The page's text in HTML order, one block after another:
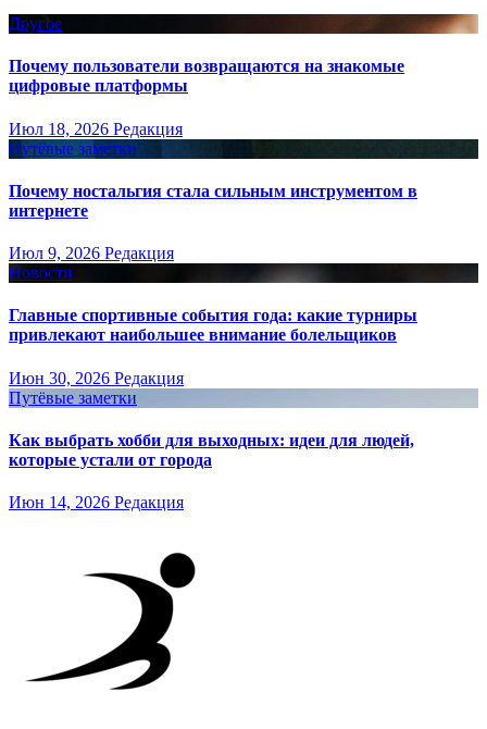
Другое
Почему пользователи возвращаются на знакомые
цифровые платформы
Июл 18, 2026 Редакция
Путёвые заметки
Почему ностальгия стала сильным инструментом в
интернете
Июл 9, 2026 Редакция
Новости
Главные спортивные события года: какие турниры
привлекают наибольшее внимание болельщиков
Июн 30, 2026 Редакция
Путёвые заметки
Как выбрать хобби для выходных: идеи для людей,
которые устали от города
Июн 14, 2026 Редакция